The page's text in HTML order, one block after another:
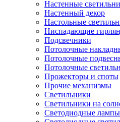
Настенные
Настенный декор
Настольные
Ниспадающие
Подсвечники
Потолочные
Потолочные
Потолочные
Прожекторы и споты
Прочие механизмы
Светильники
Светильники на
Светодиодные лампы